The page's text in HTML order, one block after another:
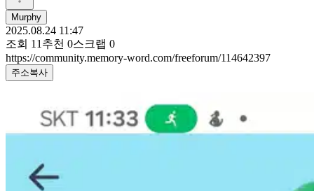
Murphy
2025.08.24 11:47
조회 11 추천 0스크랩 0
https://community.memory-word.com/freeforum/114642397
주소복사